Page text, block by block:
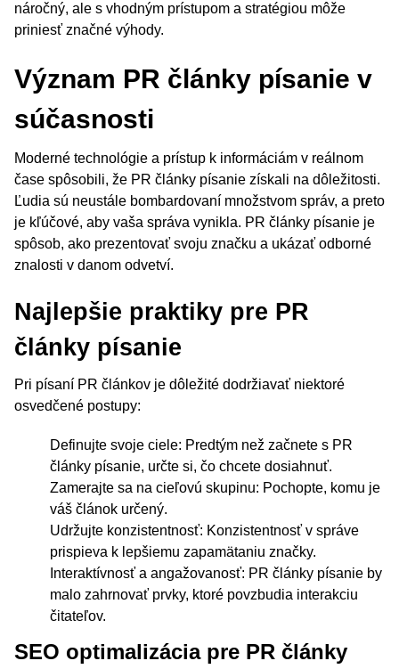
náročný, ale s vhodným prístupom a stratégiou môže
priniesť značné výhody.
Význam PR články písanie v
súčasnosti
Moderné technológie a prístup k informáciám v reálnom
čase spôsobili, že PR články písanie získali na dôležitosti.
Ľudia sú neustále bombardovaní množstvom správ, a preto
je kľúčové, aby vaša správa vynikla. PR články písanie je
spôsob, ako prezentovať svoju značku a ukázať odborné
znalosti v danom odvetví.
Najlepšie praktiky pre PR
články písanie
Pri písaní PR článkov je dôležité dodržiavať niektoré
osvedčené postupy:
Definujte svoje ciele: Predtým než začnete s PR
články písanie, určte si, čo chcete dosiahnuť.
Zamerajte sa na cieľovú skupinu: Pochopte, komu je
váš článok určený.
Udržujte konzistentnosť: Konzistentnosť v správe
prispieva k lepšiemu zapamätaniu značky.
Interaktívnosť a angažovanosť: PR články písanie by
malo zahrnovať prvky, ktoré povzbudia interakciu
čitateľov.
SEO optimalizácia pre PR články